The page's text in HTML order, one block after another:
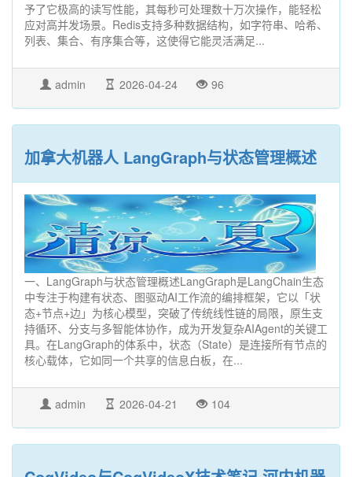
予了它极高的读写性能，其每秒可处理数十万次操作，能轻松
应对高并发场景。Redis支持多种数据结构，如字符串、哈希、
列表、集合、有序集合等，这使得它能灵活满足...
admin 2026-04-24 96
加拿大机器人 LangGraph与状态管理概述
一、LangGraph与状态管理概述LangGraph是LangChain生态
中专注于构建有状态、图驱动AI工作流的编排框架，它以「状
态+节点+边」为核心模型，突破了传统线性链的局限，原生支
持循环、分支与多智能体协作，成为开发复杂AIAgent的关键工
具。在LangGraph的体系中，状态（State）是连接所有节点的
核心载体，它如同一个共享的信息白板，在...
admin 2026-04-21 104